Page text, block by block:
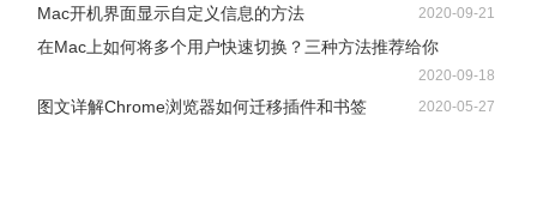
Mac开机界面显示自定义信息的方法 2020-09-21
在Mac上如何将多个用户快速切换？三种方法推荐给你
2020-09-18
图文详解Chrome浏览器如何迁移插件和书签 2020-05-27